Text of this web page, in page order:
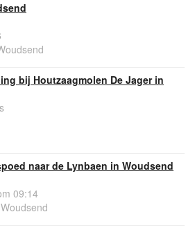
bij Houtzaagmolen De Jager in
naar de Lynbaen in Woudsend
09:14